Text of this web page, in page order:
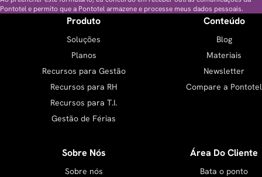
Pontotel e permito que a Pontotel armazene e processe meus dados pessoais.
Produto
Soluções
Planos
Recursos para Gestão
Recursos para RH
Recursos para T.I.
Gestão de Férias
Conteúdo
Blog
Materiais
Newsletter
Compare a Pontotel
Sobre Nós
Sobre nós
Área Do Cliente
Bata o ponto